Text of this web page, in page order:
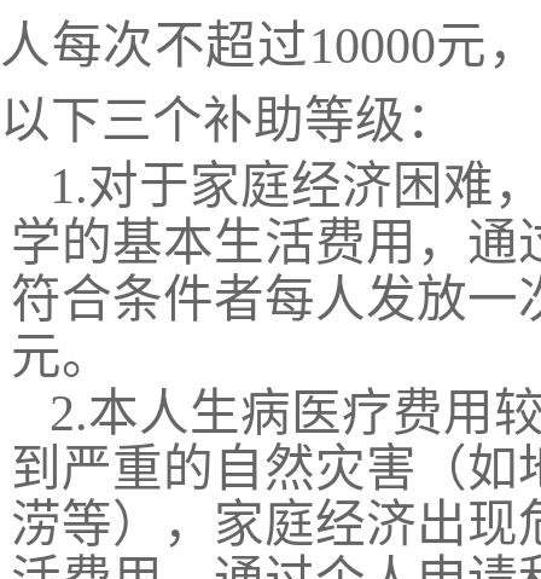
人每次不超过10000元
以下三个补助等级：
1.对于家庭经济困难
学的基本生活费用，
符合条件者每人发放一
元。
2.本人生病医疗费用
到严重的自然灾害（
涝等），家庭经济出